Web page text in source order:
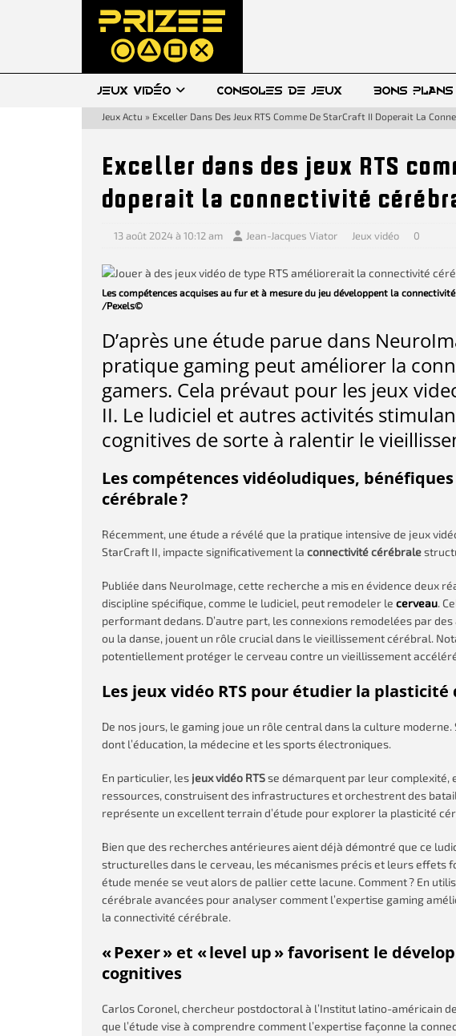
JEUX VIDÉO CONSOLES DE JEUX BONS PLANS
Jeux Actu » Exceller Dans Des Jeux RTS Comme De StarCraft II Doperait La
Exceller dans des jeux RTS
doperait la connectivité
13 août 2024 à 10:12 am Jean-Jacques Viator Jeux vidéo 0
Les compétences acquises au fur et à mesure du jeu développent la
/Pexels©
D’après une étude parue dans
pratique gaming peut améliorer la
gamers. Cela prévaut pour les jeux
II. Le ludiciel et autres activités
cognitives de sorte à ralentir le
Les compétences vidéoludiques,
cérébrale ?
Récemment, une étude a révélé que la pratique intensive de jeux
StarCraft II, impacte significativement la connectivité cérébrale
Publiée dans NeuroImage, cette recherche a mis en évidence deux
discipline spécifique, comme le ludiciel, peut remodeler le cerveau.
performant dedans. D’autre part, les connexions remodelées par
ou la danse, jouent un rôle crucial dans le vieillissement cérébral.
potentiellement protéger le cerveau contre un vieillissement
Les jeux vidéo RTS pour étudier la plasticité
De nos jours, le gaming joue un rôle central dans la culture moderne.
dont l’éducation, la médecine et les sports électroniques.
En particulier, les jeux vidéo RTSse démarquent par leur complexité,
ressources, construisent des infrastructures et orchestrent des
représente un excellent terrain d’étude pour explorer la plasticité
Bien que des recherches antérieures aient déjà démontré que ce
structurelles dans le cerveau, les mécanismes précis et leurs effets
étude menée se veut alors de pallier cette lacune. Comment ? En
cérébrale avancées pour analyser comment l’expertise gaming
la connectivité cérébrale.
« Pexer » et « level up » favorisent le
cognitives
Carlos Coronel, chercheur postdoctoral à l’Institut latino-américain
que l’étude vise à comprendre comment l’expertise façonne la